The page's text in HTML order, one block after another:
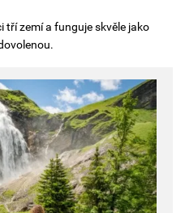
tří zemí a funguje skvěle jako